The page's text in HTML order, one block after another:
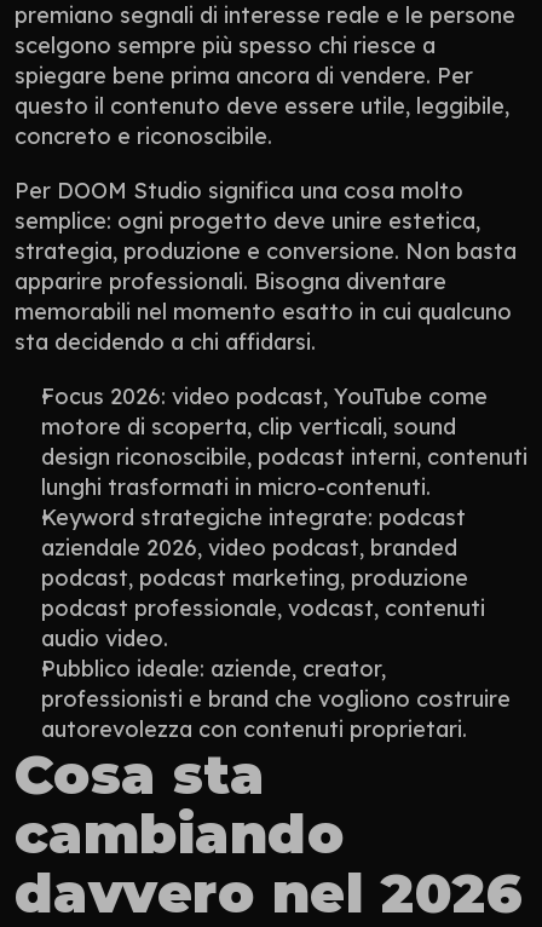
premiano segnali di interesse reale e le persone
scelgono sempre più spesso chi riesce a
spiegare bene prima ancora di vendere. Per
questo il contenuto deve essere utile, leggibile,
concreto e riconoscibile.
Per DOOM Studio significa una cosa molto
semplice: ogni progetto deve unire estetica,
strategia, produzione e conversione. Non basta
apparire professionali. Bisogna diventare
memorabili nel momento esatto in cui qualcuno
sta decidendo a chi affidarsi.
Focus 2026: video podcast, YouTube come
motore di scoperta, clip verticali, sound
design riconoscibile, podcast interni, contenuti
lunghi trasformati in micro-contenuti.
Keyword strategiche integrate: podcast
aziendale 2026, video podcast, branded
podcast, podcast marketing, produzione
podcast professionale, vodcast, contenuti
audio video.
Pubblico ideale: aziende, creator,
professionisti e brand che vogliono costruire
autorevolezza con contenuti proprietari.
Cosa sta
cambiando
davvero nel 2026